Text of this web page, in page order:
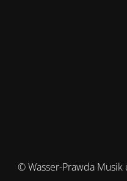
© Wasser-Prawda